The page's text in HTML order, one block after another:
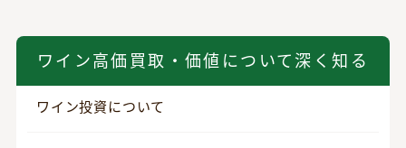
ワイン高価買取・価値について深く知る
ワイン投資について